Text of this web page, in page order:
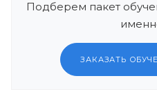
Подберем пакет
ЗАКАЗАТЬ